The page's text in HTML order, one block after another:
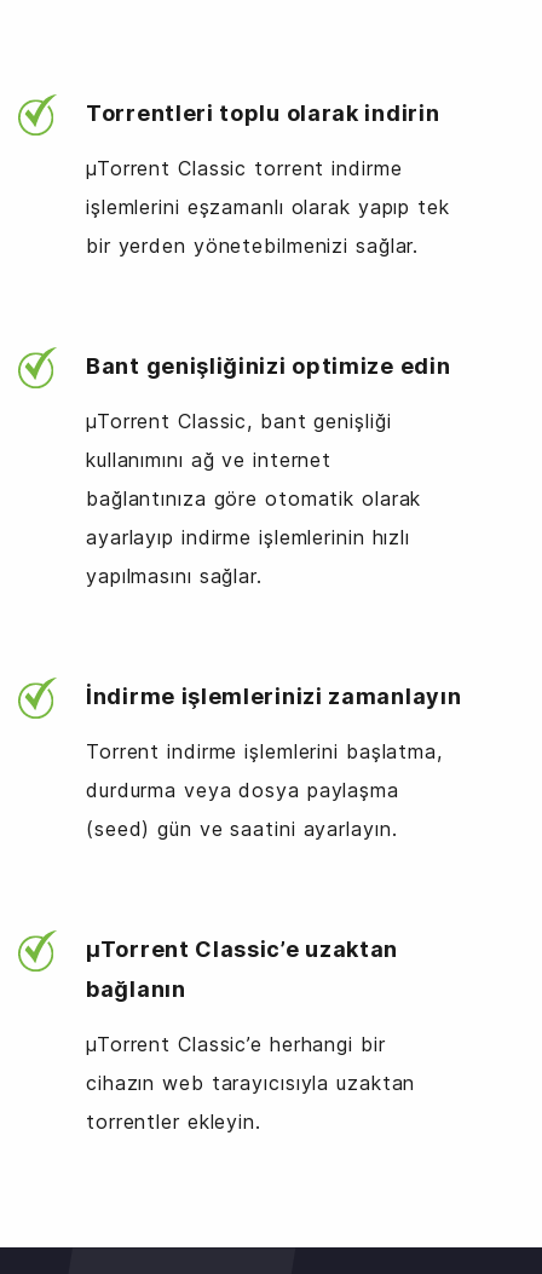
Torrentleri toplu olarak indirin
µTorrent Classic torrent indirme
işlemlerini eşzamanlı olarak yapıp tek
bir yerden yönetebilmenizi sağlar.
Bant genişliğinizi optimize edin
µTorrent Classic, bant genişliği
kullanımını ağ ve internet
bağlantınıza göre otomatik olarak
ayarlayıp indirme işlemlerinin hızlı
yapılmasını sağlar.
İndirme işlemlerinizi zamanlayın
Torrent indirme işlemlerini başlatma,
durdurma veya dosya paylaşma
(seed) gün ve saatini ayarlayın.
µTorrent Classic’e uzaktan
bağlanın
µTorrent Classic’e herhangi bir
cihazın web tarayıcısıyla uzaktan
torrentler ekleyin.